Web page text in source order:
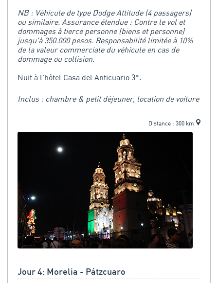
NB : Véhicule de type Dodge Attitude (4 passagers)
ou similaire. Assurance étendue : Contre le vol et
dommages à tierce personne (biens et personne)
jusqu'à 350.000 pesos. Responsabilité limitée à 10%
de la valeur commerciale du véhicule en cas de
dommage ou collision.
Nuit à l'hôtel Casa del Anticuario 3*.
Inclus : chambre & petit déjeuner, location de voiture
Distance : 300 km
Jour 4: Morelia - Pátzcuaro